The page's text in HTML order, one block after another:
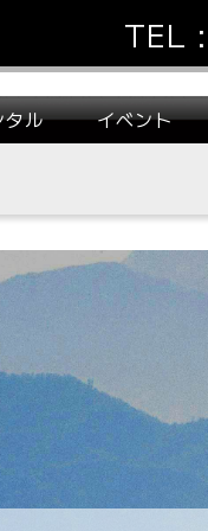
TEL :
タル イベント